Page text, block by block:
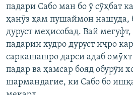
падари Сабо ман бо ӯ сӯҳбат
ҳанӯз ҳам пушаймон нашуда,
дуруст меҳисобад. Вай
падарии худро дуруст иҷро
саркашашро дарси адаб
падар ва ҳамсар бояд обурӯи
шармандагие, ки Сабо бо